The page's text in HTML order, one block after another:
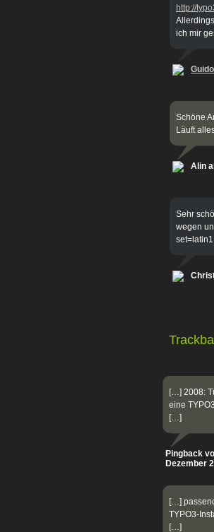
http://
ich mir
Guido
Schöne
Läuft
Alin
Sehr
wegen
[…] 2008:
eine
[…]
Pingback
Dezember
[…]
TYPO3-
[…]